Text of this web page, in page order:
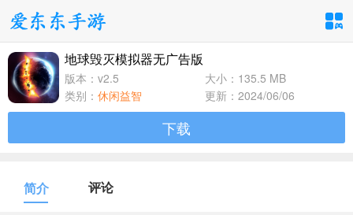
手游分类
卡牌回合
1百+款手游
1百+款手游
地球毁灭模拟器无广告版
版本：v2.5
大小：135.5 MB
类别： 休闲益智 更新：2024/06/06
下载
简介 评论